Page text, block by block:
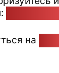
на